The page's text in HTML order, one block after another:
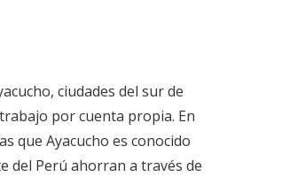
ciudades del sur de
por cuenta propia. En
que Ayacucho es conocido
del Perú ahorran a través de